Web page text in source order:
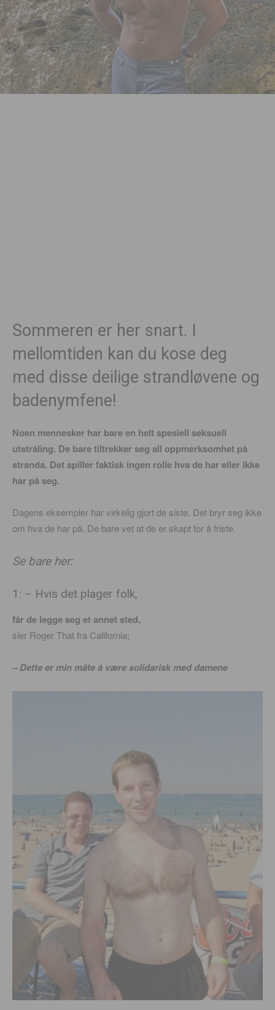
Sommeren er her snart. I
mellomtiden kan du kose deg
med disse deilige strandløvene og
badenymfene!
Noen mennesker har bare en helt spesiell seksuell
utstråling. De bare tiltrekker seg all oppmerksomhet på
stranda. Det spiller faktisk ingen rolle hva de har eller ikke
har på seg.
Dagens eksempler har virkelig gjort de siste. Det bryr seg ikke
om hva de har på. De bare vet at de er skapt for å friste.
Se bare her:
1: – Hvis det plager folk,
får de legge seg et annet sted,
sier Roger That fra California;
– Dette er min måte å være solidarisk med damene